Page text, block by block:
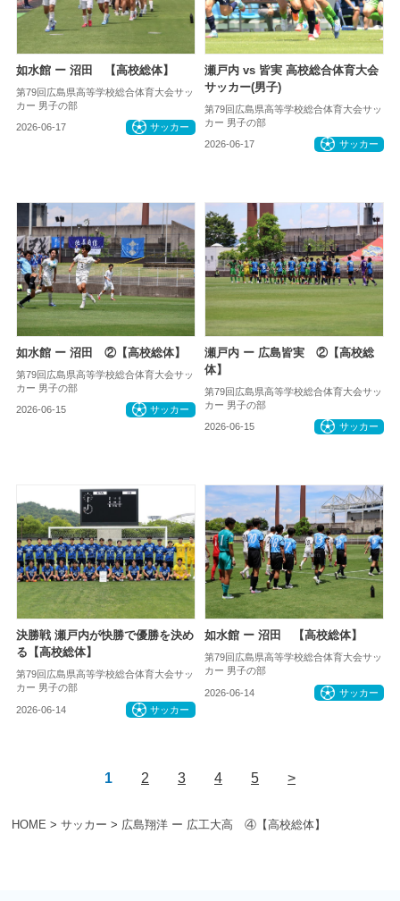
HOME > サッカー > 広島翔洋 ー 広工大高 ④【高校総体】
如水館 ー 沼田 【高校総体】
第79回広島県高等学校総合体育大会サッ
カー 男子の部
2026-06-17 サッカー
瀬戸内 vs 皆実 高校総合体育大会
サッカー(男子)
第79回広島県高等学校総合体育大会サッ
カー 男子の部
2026-06-17 サッカー
如水館 ー 沼田 ②【高校総体】
第79回広島県高等学校総合体育大会サッ
カー 男子の部
2026-06-15 サッカー
瀬戸内 ー 広島皆実 ②【高校総
体】
第79回広島県高等学校総合体育大会サッ
カー 男子の部
2026-06-15 サッカー
決勝戦 瀬戸内が快勝で優勝を決め
る【高校総体】
第79回広島県高等学校総合体育大会サッ
カー 男子の部
2026-06-14 サッカー
如水館 ー 沼田 【高校総体】
第79回広島県高等学校総合体育大会サッ
カー 男子の部
2026-06-14 サッカー
1 2 3 4 5 >